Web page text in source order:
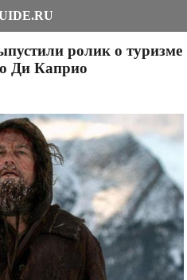
ролик о туризме
Ди Каприо